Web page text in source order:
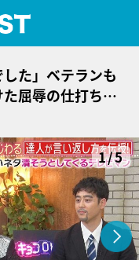
した」ベテランも
屈辱の仕打ち
1/5